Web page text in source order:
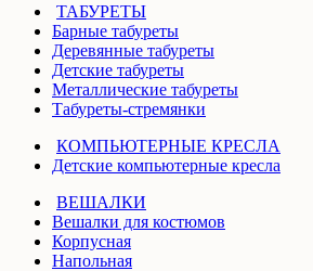
ТАБУРЕТЫ
Барные табуреты
Деревянные табуреты
Детские табуреты
Металлические табуреты
Табуреты-стремянки
КОМПЬЮТЕРНЫЕ КРЕСЛА
Детские компьютерные кресла
ВЕШАЛКИ
Вешалки для костюмов
Корпусная
Напольная